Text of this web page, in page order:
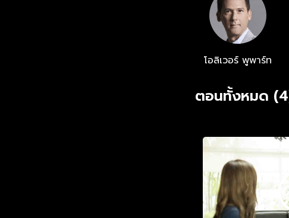
โอลิเวอร์ พูพาร์ท
ตอนทั้งหมด